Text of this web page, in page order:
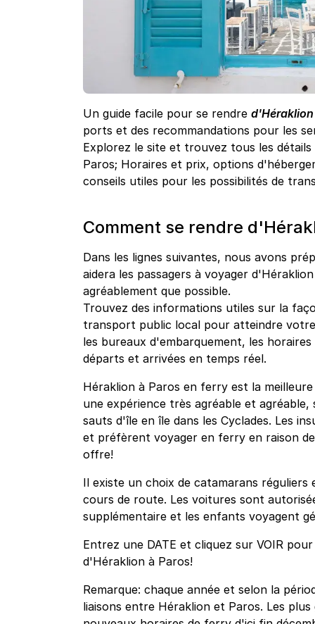
Un guide facile pour se rendre
ports et des recommandations pour les
Explorez le site et trouvez tous les
Paros; Horaires et prix, options
conseils utiles pour les possibilités de
Comment se rendre
Dans les lignes suivantes, nous avons
aidera les passagers à voyager
agréablement que possible.
Trouvez des informations utiles sur la
transport public local pour atteindre
les bureaux d'embarquement, les
départs et arrivées en temps réel.
Héraklion à Paros en ferry est la
une expérience très agréable et
sauts d'île en île dans les Cyclades. Les
et préfèrent voyager en ferry en raison
offre!
Il existe un choix de catamarans
cours de route. Les voitures sont
supplémentaire et les enfants voyagent
Entrez une DATE et cliquez sur VOIR
d'Héraklion à Paros!
Remarque: chaque année et selon la
liaisons entre Héraklion et Paros. Les